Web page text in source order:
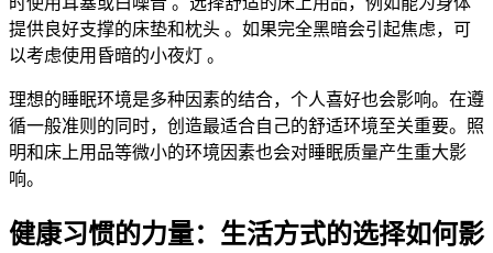
提供良好支撑的床垫和枕头 。如果完全黑暗会引起焦虑，可
以考虑使用昏暗的小夜灯 。
理想的睡眠环境是多种因素的结合，个人喜好也会影响。在遵
循一般准则的同时，创造最适合自己的舒适环境至关重要。照
明和床上用品等微小的环境因素也会对睡眠质量产生重大影
响。
健康习惯的力量：生活方式的选择如何影